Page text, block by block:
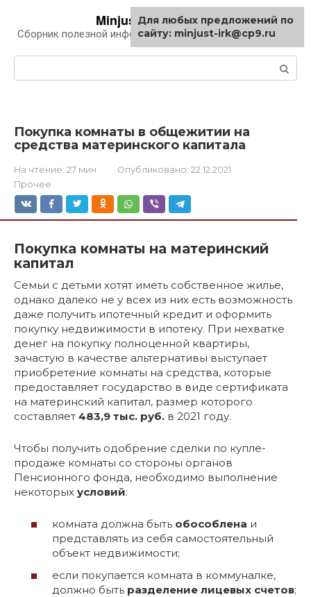
контенту
Minjust-irk.ru
Сборник полезной информации про автомобили
Покупка комнаты в общежитии на
средства материнского капитала
На чтение: 27 мин Опубликовано: 22.12.2021
Прочее
Покупка комнаты на материнский
капитал
Семьи с детьми хотят иметь собственное жилье,
однако далеко не у всех из них есть возможность
даже получить ипотечный кредит и оформить
покупку недвижимости в ипотеку. При нехватке
денег на покупку полноценной квартиры,
зачастую в качестве альтернативы выступает
приобретение комнаты на средства, которые
предоставляет государство в виде сертификата
на материнский капитал, размер которого
составляет 483,9 тыс. руб. в 2021 году.
Чтобы получить одобрение сделки по купле-
продаже комнаты со стороны органов
Пенсионного фонда, необходимо выполнение
некоторых условий:
комната должна быть обособлена и
представлять из себя самостоятельный
объект недвижимости;
если покупается комната в коммуналке,
должно быть разделение лицевых счетов;
Для любых предложений по
сайту: minjust-irk@cp9.ru